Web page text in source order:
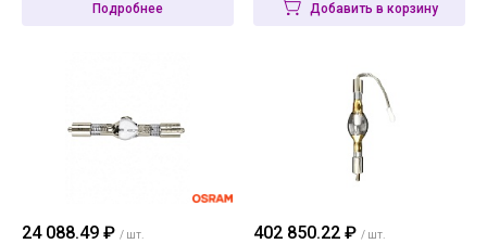
Подробнее Добавить в корзину
24 088.49 ₽ / шт. 402 850.22 ₽ / шт.